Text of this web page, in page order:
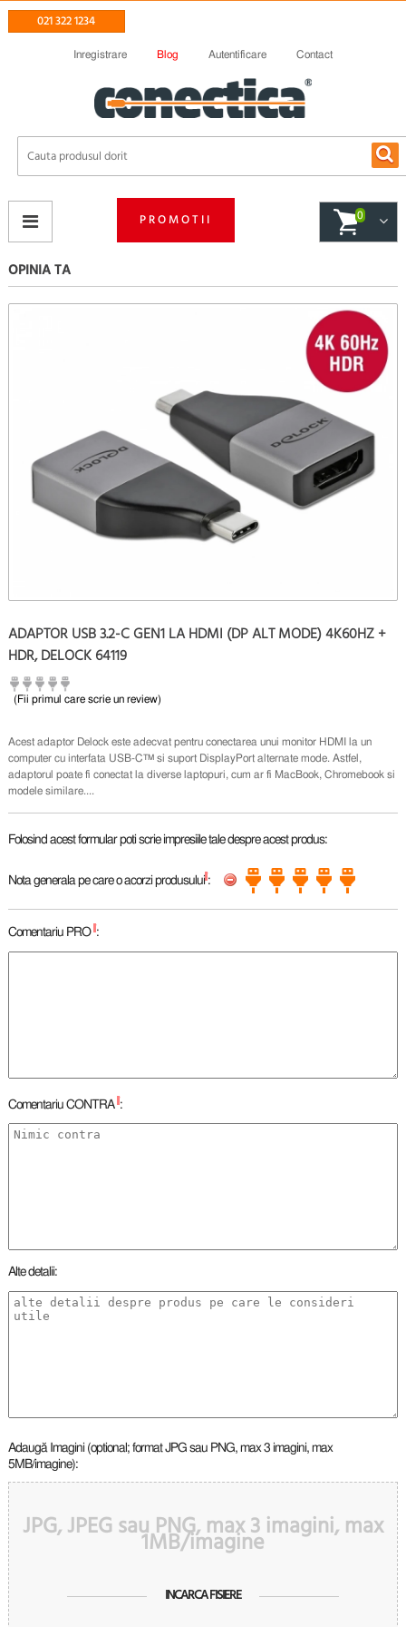
021 322 1234
Inregistrare Blog Autentificare Contact
PROMOTII 0
OPINIA TA
ADAPTOR USB 3.2-C GEN1 LA HDMI (DP ALT MODE) 4K60HZ +
HDR, DELOCK 64119
(Fii primul care scrie un review)
Acest adaptor Delock este adecvat pentru conectarea unui monitor HDMI la un
computer cu interfata USB-C™ si suport DisplayPort alternate mode. Astfel,
adaptorul poate fi conectat la diverse laptopuri, cum ar fi MacBook, Chromebook si
modele similare....
Folosind acest formular poti scrie impresiile tale despre acest produs:
Nota generala pe care o acorzi produsului* :
Comentariu PRO :
Comentariu CONTRA :
Alte detalii:
Adaugă Imagini (optional; format JPG sau PNG, max 3 imagini, max
5MB/imagine):
JPG, JPEG sau PNG, max 3 imagini, max
1MB/imagine
INCARCA FISIERE